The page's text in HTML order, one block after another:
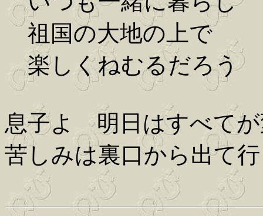
祖国の大地の上で
楽しくねむるだろう
息子よ 明日はすべて
苦しみは裏口から出て